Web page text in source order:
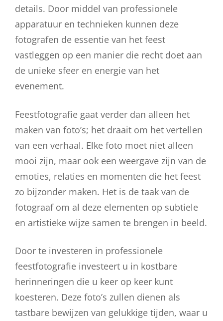
details. Door middel van professionele
apparatuur en technieken kunnen deze
fotografen de essentie van het feest
vastleggen op een manier die recht doet aan
de unieke sfeer en energie van het
evenement.
Feestfotografie gaat verder dan alleen het
maken van foto’s; het draait om het vertellen
van een verhaal. Elke foto moet niet alleen
mooi zijn, maar ook een weergave zijn van de
emoties, relaties en momenten die het feest
zo bijzonder maken. Het is de taak van de
fotograaf om al deze elementen op subtiele
en artistieke wijze samen te brengen in beeld.
Door te investeren in professionele
feestfotografie investeert u in kostbare
herinneringen die u keer op keer kunt
koesteren. Deze foto’s zullen dienen als
tastbare bewijzen van gelukkige tijden, waar u